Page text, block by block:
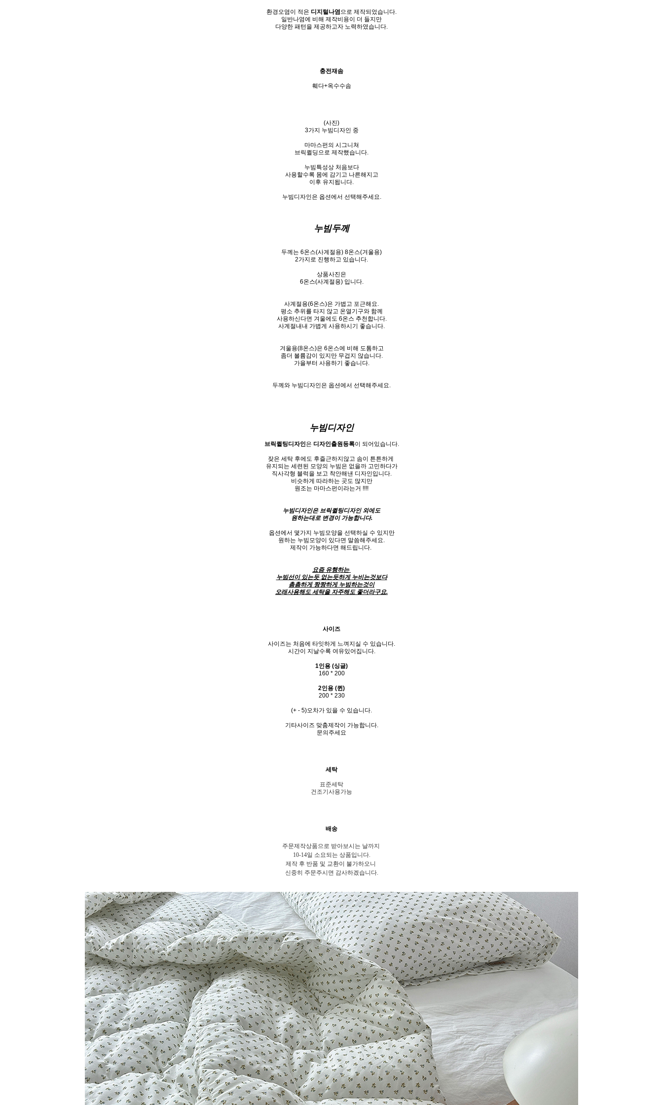
환경오염이 적은 디지털나염 으로 제작되었습니다.
일반나염에 비해 제작비용이 더 들지만
다양한 패턴을 제공하고자 노력하였습니다.
충전재솜
훼다+옥수수솜
(사진)
3가지 누빔디자인 중
마마스펀의 시그니쳐
브릭퀼딩으로 제작했습니다.
누빔특성상 처음보다
사용할수록 몸에 감기고 나른해지고
이후 유지됩니다.
누빔디자인은 옵션에서 선택해주세요.
누빔두께
두께는 6온스(사계절용) 8온스(겨울용)
2가지로 진행하고 있습니다.
상품사진은
6온스(사계절용) 입니다.
사계절용(6온스)은 가볍고 포근해요.
평소 추위를 타지 않고 온열기구와 함께
사용하신다면 겨울에도 6온스 추천합니다.
사계절내내 가볍게 사용하시기 좋습니다.
겨울용(8온스)은 6온스에 비해 도톰하고
좀더 볼륨감이 있지만 무겁지 않습니다.
가을부터 사용하기 좋습니다.
두께와 누빔디자인은 옵션에서 선택해주세요.
누빔디자인
브릭퀼팅디자인은 디자인출원등록이 되어있습니다.
잦은 세탁 후에도 후즐근하지않고 솜이 튼튼하게
유지되는 세련된 모양의 누빔은 없을까 고민하다가
직사각형 블럭을 보고 착안해낸 디자인입니다.
비슷하게 따라하는 곳도 많지만
원조는 마마스펀이라는거 !!!!
누빔디자인은 브릭퀼팅디자인 외에도
원하는대로 변경이 가능합니다.
옵션에서 몇가지 누빔모양을 선택하실 수 있지만
원하는 누빔모양이 있다면 말씀해주세요.
제작이 가능하다면 해드립니다.
요즘 유행하는
누빔선이 있는듯 없는듯하게 누비는것보다
촘촘하게 짱짱하게 누빔하는것이
오래사용해도 세탁을 자주해도 좋더라구요.
사이즈
사이즈는 처음에 타잇하게 느껴지실 수 있습니다.
시간이 지날수록 여유있어집니다.
1인용 (싱글)
160 * 200
2인용 (퀸)
200 * 230
(+ - 5)오차가 있을 수 있습니다.
기타사이즈 맞춤제작이 가능합니다.
문의주세요
세탁
표준세탁
건조기사용가능
배송
주문제작상품으로 받아보시는 날까지
10-14일 소요되는 상품입니다.
제작 후 반품 및 교환이 불가하오니
신중히 주문주시면 감사하겠습니다.